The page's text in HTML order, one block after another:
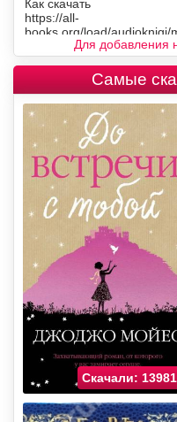
Для добавления
Самые
Скачали: